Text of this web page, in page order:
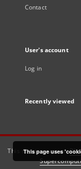
Contact
User's account
Log in
Recently viewed
This service runs on
This page uses